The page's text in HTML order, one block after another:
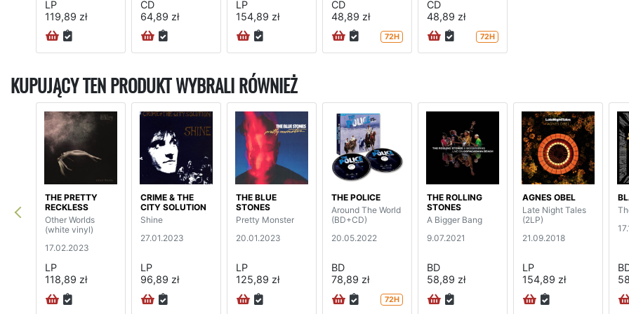
LP
119,89 zł
CD
64,89 zł
LP
154,89 zł
CD
48,89 zł
72H
CD
48,89 zł
72H
KUPUJĄCY TEN PRODUKT WYBRALI RÓWNIEŻ
THE PRETTY
RECKLESS
Other Worlds
(white vinyl)
17.02.2023
LP
118,89 zł
CRIME & THE
CITY SOLUTION
Shine
27.01.2023
LP
96,89 zł
THE BLUE
STONES
Pretty Monster
20.01.2023
LP
125,89 zł
THE POLICE
Around The World
(BD+CD)
20.05.2022
BD
78,89 zł
72H
THE ROLLING
STONES
A Bigger Bang
9.07.2021
BD
58,89 zł
AGNES OBEL
Late Night Tales
(2LP)
21.09.2018
LP
154,89 zł